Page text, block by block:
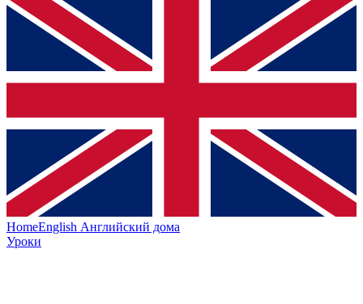
HomeEnglish Английский дома
Уроки